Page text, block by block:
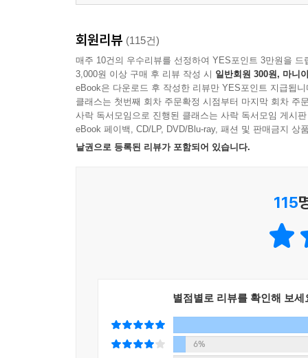
2. 해설집
기출 TEST 01 정답 및 해설
기출 TEST 02 정답 및 해설
기출 TEST 03 정답 및 해설
『ETS 토익 기출보카(VOCA)』
회원리뷰 (115건)
매주 10건의 우수리뷰를 선정하여 YES포인트 3만원을 드
3,000원 이상 구매 후 리뷰 작성 시 일반회원 300원, 마니
eBook은 다운로드 후 작성한 리뷰만 YES포인트 지급됩니
클래스는 첫번째 회차 주문확정 시점부터 마지막 회차 주
사락 독서모임으로 진행된 클래스는 사락 독서모임 게시
eBook 페이백, CD/LP, DVD/Blu-ray, 패션 및 판매금지 상
낱권으로 등록된 리뷰가 포함되어 있습니다.
115
별점별로 리뷰를 확인해 보세
6%